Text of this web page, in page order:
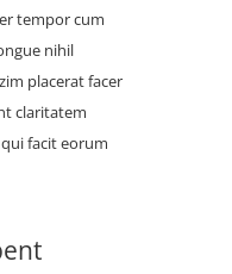
tempor cum
nihil
placerat facer
claritatem
facit eorum